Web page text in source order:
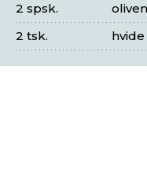
2 spsk.
2 tsk.